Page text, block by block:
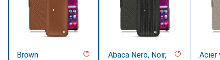
Brown
Abaca Nero, Noir,
Acier